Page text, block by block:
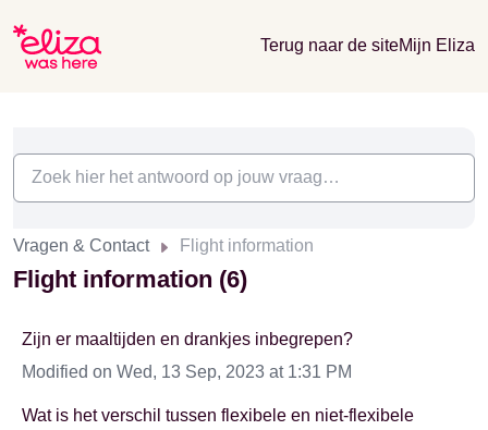
Terug naar de siteMijn Eliza
Vragen & Contact Flight information
Flight information (6)
Zijn er maaltijden en drankjes inbegrepen?
Modified on Wed, 13 Sep, 2023 at 1:31 PM
Wat is het verschil tussen flexibele en niet-flexibele